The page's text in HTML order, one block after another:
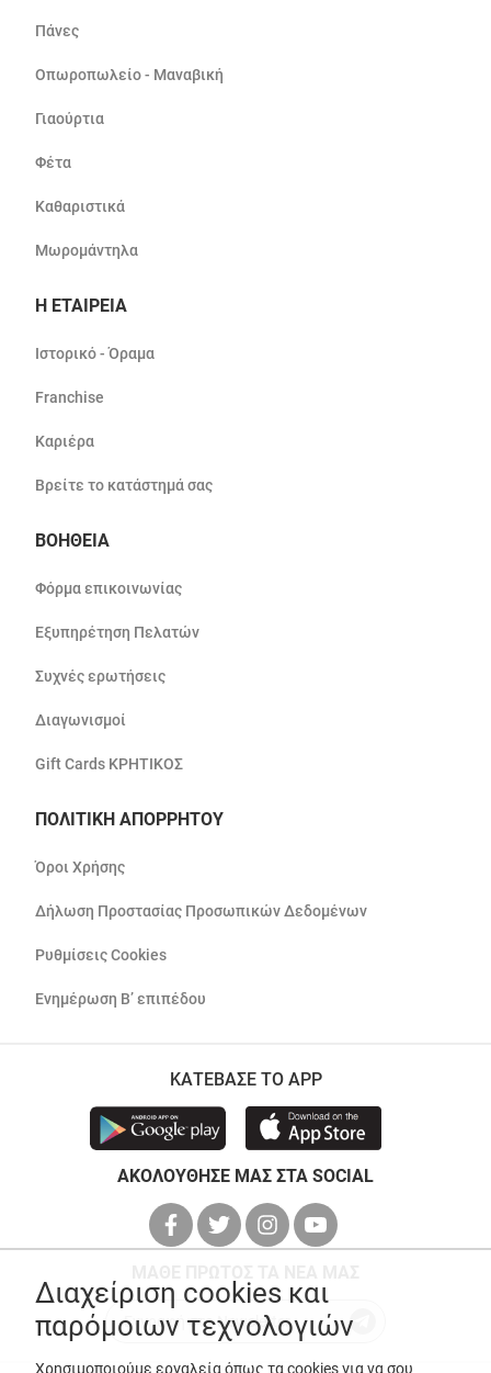
Πάνες
Οπωροπωλείο - Μαναβική
Γιαούρτια
Φέτα
Καθαριστικά
Μωρομάντηλα
Η ΕΤΑΙΡΕΙΑ
Ιστορικό - Όραμα
Franchise
Καριέρα
Βρείτε το κατάστημά σας
ΒΟΗΘΕΙΑ
Φόρμα επικοινωνίας
Εξυπηρέτηση Πελατών
Συχνές ερωτήσεις
Διαγωνισμοί
Gift Cards ΚΡΗΤΙΚΟΣ
ΠΟΛΙΤΙΚΗ ΑΠΟΡΡΗΤΟΥ
Όροι Χρήσης
Δήλωση Προστασίας Προσωπικών Δεδομένων
Ρυθμίσεις Cookies
Ενημέρωση Β’ επιπέδου
ΚΑΤΕΒΑΣΕ ΤΟ APP
ΑΚΟΛΟΥΘΗΣΕ ΜΑΣ ΣΤΑ SOCIAL
Διαχείριση cookies και
παρόμοιων τεχνολογιών
Χρησιμοποιούμε εργαλεία όπως τα cookies για να σου